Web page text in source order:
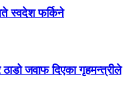
स्वदेश फर्किने
ठाडो जवाफ दिएका गृहमन्त्रीले